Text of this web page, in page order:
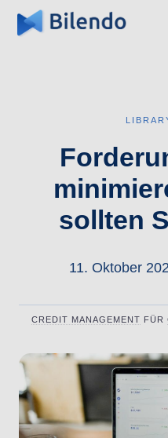
sollten
11. Oktober
CREDIT MANAGEMENT FÜR